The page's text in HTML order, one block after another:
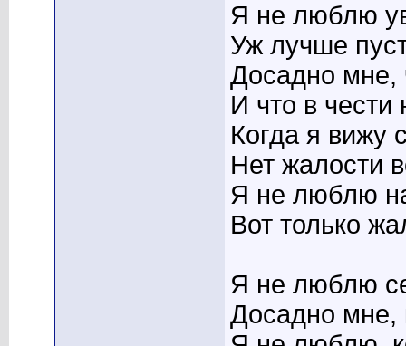
Я не люблю
Уж лучше
Досадно мне,
И что в чести
Когда я вижу
Нет жалости
Я не люблю
Вот только
Я не люблю
Досадно мне,